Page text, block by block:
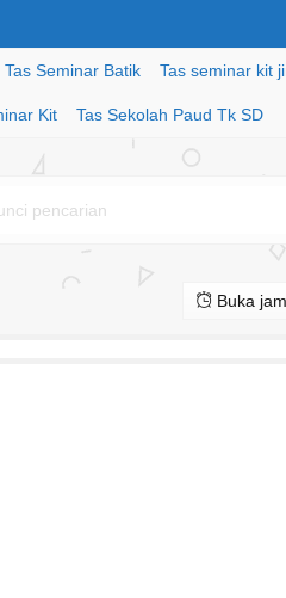
Tas Seminar Batik Tas seminar kit
Kit Tas Sekolah Paud Tk SD
Buka